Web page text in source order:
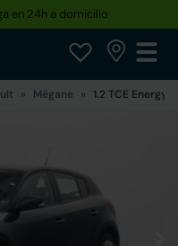
en 24h a domicilio
Mégane 1.2 TCE Energy